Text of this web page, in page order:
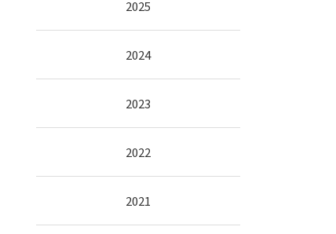
2025
2024
2023
2022
2021